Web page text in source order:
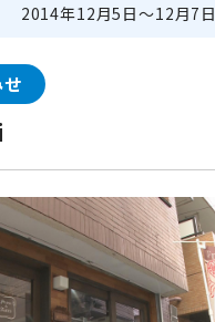
2014年12月5日～12月7日